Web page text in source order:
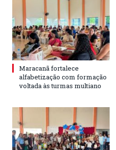
Maracanã fortalece
alfabetização com formação
voltada às turmas multiano